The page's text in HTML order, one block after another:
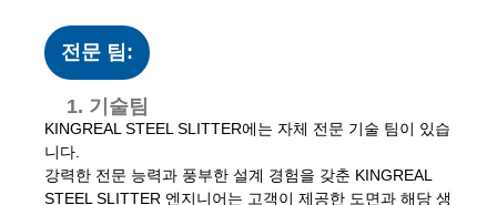
전문 팀:
1. 기술팀
KINGREAL STEEL SLITTER에는 자체 전문 기술 팀이 있습
니다.
강력한 전문 능력과 풍부한 설계 경험을 갖춘 KINGREAL
STEEL SLITTER 엔지니어는 고객이 제공한 도면과 해당 생